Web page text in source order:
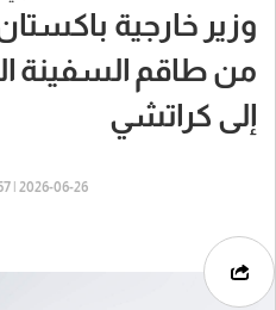
من طاقم السفينة
إلى كراتشي
2026-06-26 | 09:57